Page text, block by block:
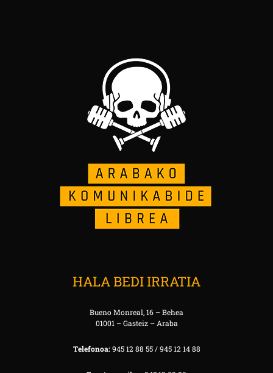
HALA BEDI IRRATIA
Bueno Monreal, 16 – Behea
01001 – Gasteiz – Araba
Telefonoa:945 12 88 55 / 945 12 14 88